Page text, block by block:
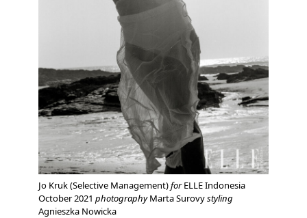
Jo Kruk (Selective Management)forELLE Indonesia
October 2021 photographyMarta Surovystyling
Agnieszka Nowicka